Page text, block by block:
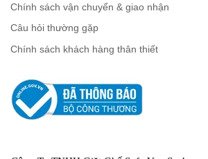
Chính sách vận chuyển & giao nhận
Câu hỏi thường gặp
Chính sách khách hàng thân thiết